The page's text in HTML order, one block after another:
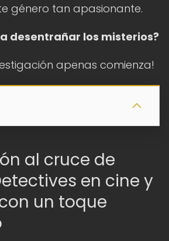
género tan apasionante.
desentrañar los misterios?
apenas comienza!
al cruce de
en cine y
un toque